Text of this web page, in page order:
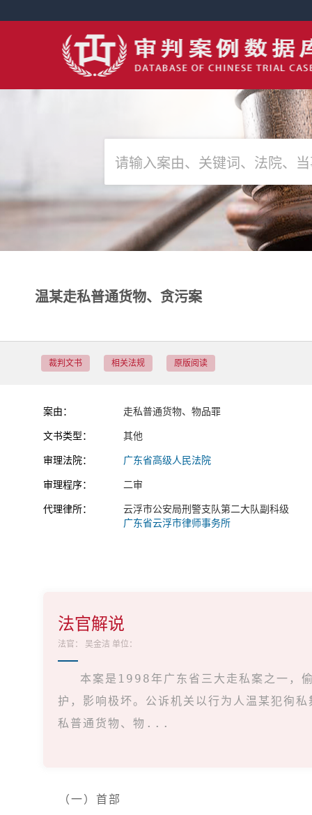
温某走私普通货物、贪污案
裁判文书 相关法规 原版阅读
案由： 走私普通货物、物品罪
文书类型： 其他
审理法院： 广东省高级人民法院
审理程序： 二审
代理律所：
云浮市公安局刑警支队第二大队副科级
广东省云浮市律师事务所
法官解说
法官： 吴金洁 单位：
本案是1998年广东省三大走私案之一，
护，影响极坏。公诉机关以行为人温某犯徇
私普通货物、物...
（一）首部